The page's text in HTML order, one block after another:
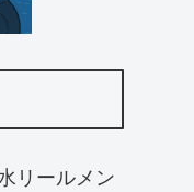
リールメン